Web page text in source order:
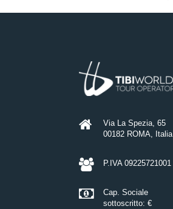
Via La Spezia, 65
00182 ROMA, Italia
P.IVA 09225721001
Cap. Sociale
sottoscritto: €